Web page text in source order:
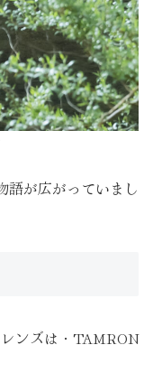
語が広がっていまし
ンズは・TAMRON